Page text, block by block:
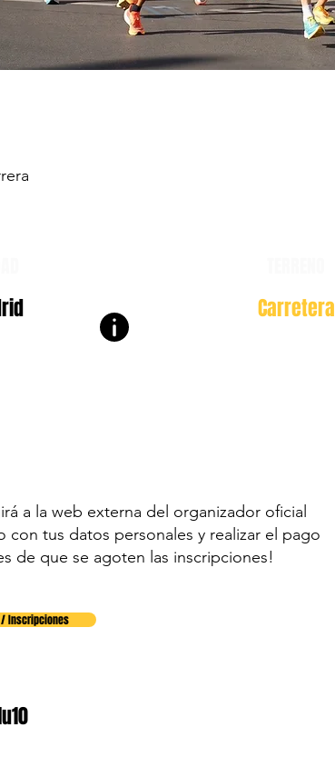
Carretera
a la web externa del organizador oficial
tus datos personales y realizar el pago
de que se agoten las inscripciones!
Inscripciones